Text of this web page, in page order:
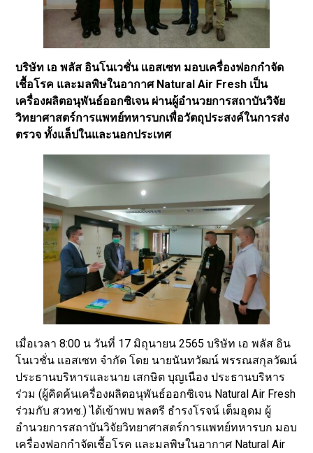
บริษัท เอ พลัส อินโนเวชั่น เเอสเซท มอบเครื่องฟอกกำจัด
เชื้อโรค และมลพิษในอากาศ Natural Air Fresh เป็น
เครื่องผลิตอนุพันธ์ออกซิเจน ผ่านผู้อำนวยการสถาบันวิจัย
วิทยาศาสตร์การแพทย์ทหารบกเพื่อวัตถุประสงค์ในการส่ง
ตรวจ ทั้งแล็ปในและนอกประเทศ
เมื่อเวลา 8:00 น วันที่ 17 มิถุนายน 2565 บริษัท เอ พลัส อิน
โนเวชั่น เเอสเซท จำกัด โดย นายนันทวัฒน์ พรรณสกุลวัฒน์
ประธานบริหารและนาย เสกษิต บุญเนือง ประธานบริหาร
ร่วม (ผู้คิดค้นเครื่องผลิตอนุพันธ์ออกซิเจน Natural Air Fresh
ร่วมกับ สวทช.) ได้เข้าพบ พลตรี ธำรงโรจน์ เต็มอุดม ผู้
อำนวยการสถาบันวิจัยวิทยาศาสตร์การแพทย์ทหารบก มอบ
เครื่องฟอกกำจัดเชื้อโรค และมลพิษในอากาศ Natural Air